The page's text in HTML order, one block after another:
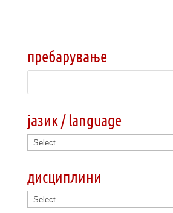
пребарување
јазик / language
дисциплини